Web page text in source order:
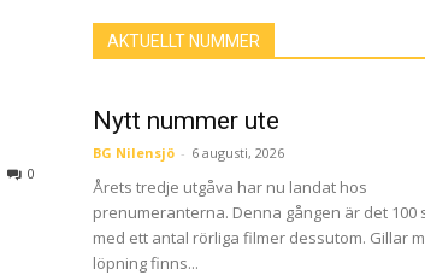
0
AKTUELLT NUMMER
Nytt nummer ute
BG Nilensjö - 6 augusti, 2026
Årets tredje utgåva har nu landat hos
prenumeranterna. Denna gången är det 100
med ett antal rörliga filmer dessutom. Gillar
löpning finns...